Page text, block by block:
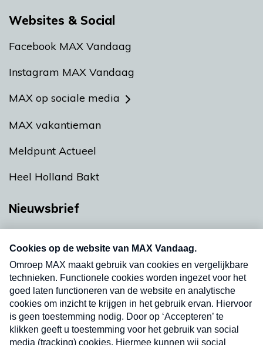
Websites & Social
Facebook MAX Vandaag
Instagram MAX Vandaag
MAX op sociale media
MAX vakantieman
Meldpunt Actueel
Heel Holland Bakt
Nieuwsbrief
nieuwsbrief. Elke vrijdag- en dinsdagochtend in
uw mailbox.
Verzend